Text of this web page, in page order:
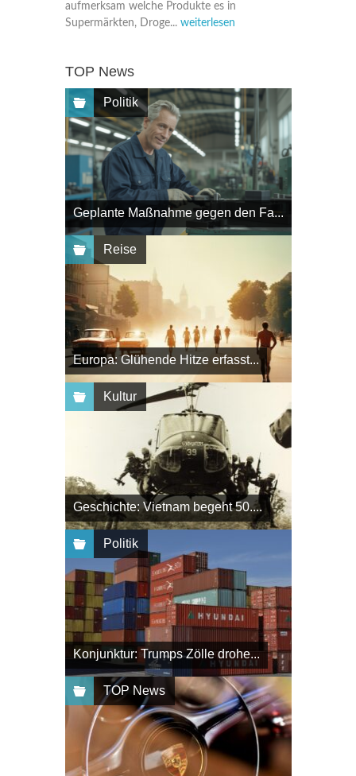
aufmerksam welche Produkte es in
Supermärkten, Droge... weiterlesen
TOP News
Politik
Geplante Maßnahme gegen den Fa...
Reise
Europa: Glühende Hitze erfasst...
Kultur
Geschichte: Vietnam begeht 50....
Politik
Konjunktur: Trumps Zölle drohe...
TOP News